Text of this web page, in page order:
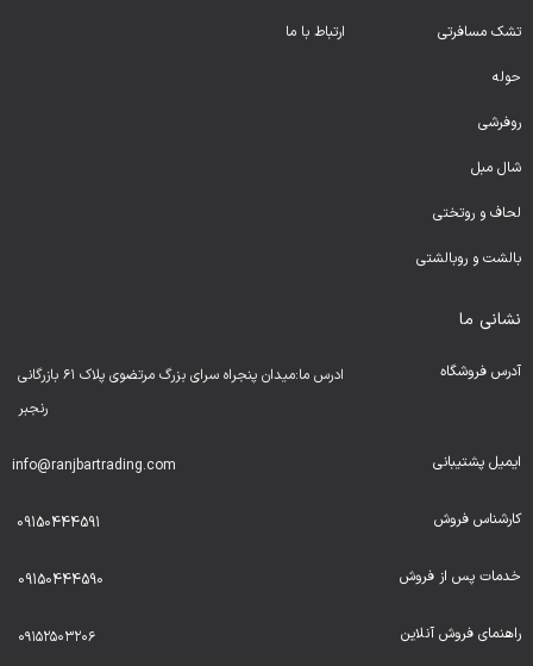
تشک مسافرتی
حوله
روفرشی
شال مبل
لحاف و روتختی
بالشت و روبالشتی
ارتباط با ما
نشانی ما
آدرس فروشگاه
ادرس ما:میدان پنجراه سرای بزرگ مرتضوی پلاک ۶۱ بازرگانی
رنجبر
ایمیل پشتیبانی info@ranjbartrading.com
کارشناس فروش 09150444591
خدمات پس از فروش 09150444590
راهنمای فروش آنلاین ۰۹۱۵۲۵۰۳۲۰۶